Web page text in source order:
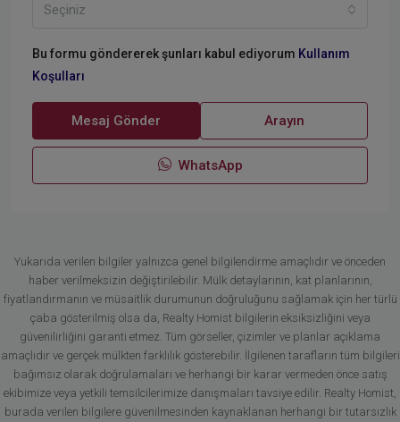
Seçiniz
Bu formu göndererek şunları kabul ediyorum Kullanım
Koşulları
Mesaj Gönder Arayın
WhatsApp
Yukarıda verilen bilgiler yalnızca genel bilgilendirme amaçlıdır ve önceden
haber verilmeksizin değiştirilebilir. Mülk detaylarının, kat planlarının,
fiyatlandırmanın ve müsaitlik durumunun doğruluğunu sağlamak için her türlü
çaba gösterilmiş olsa da, Realty Homist bilgilerin eksiksizliğini veya
güvenilirliğini garanti etmez. Tüm görseller, çizimler ve planlar açıklama
amaçlıdır ve gerçek mülkten farklılık gösterebilir. İlgilenen tarafların tüm bilgileri
bağımsız olarak doğrulamaları ve herhangi bir karar vermeden önce satış
ekibimize veya yetkili temsilcilerimize danışmaları tavsiye edilir. Realty Homist,
burada verilen bilgilere güvenilmesinden kaynaklanan herhangi bir tutarsızlık